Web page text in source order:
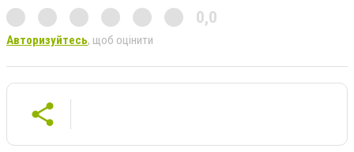
0,0
Авторизуйтесь, щоб оцінити